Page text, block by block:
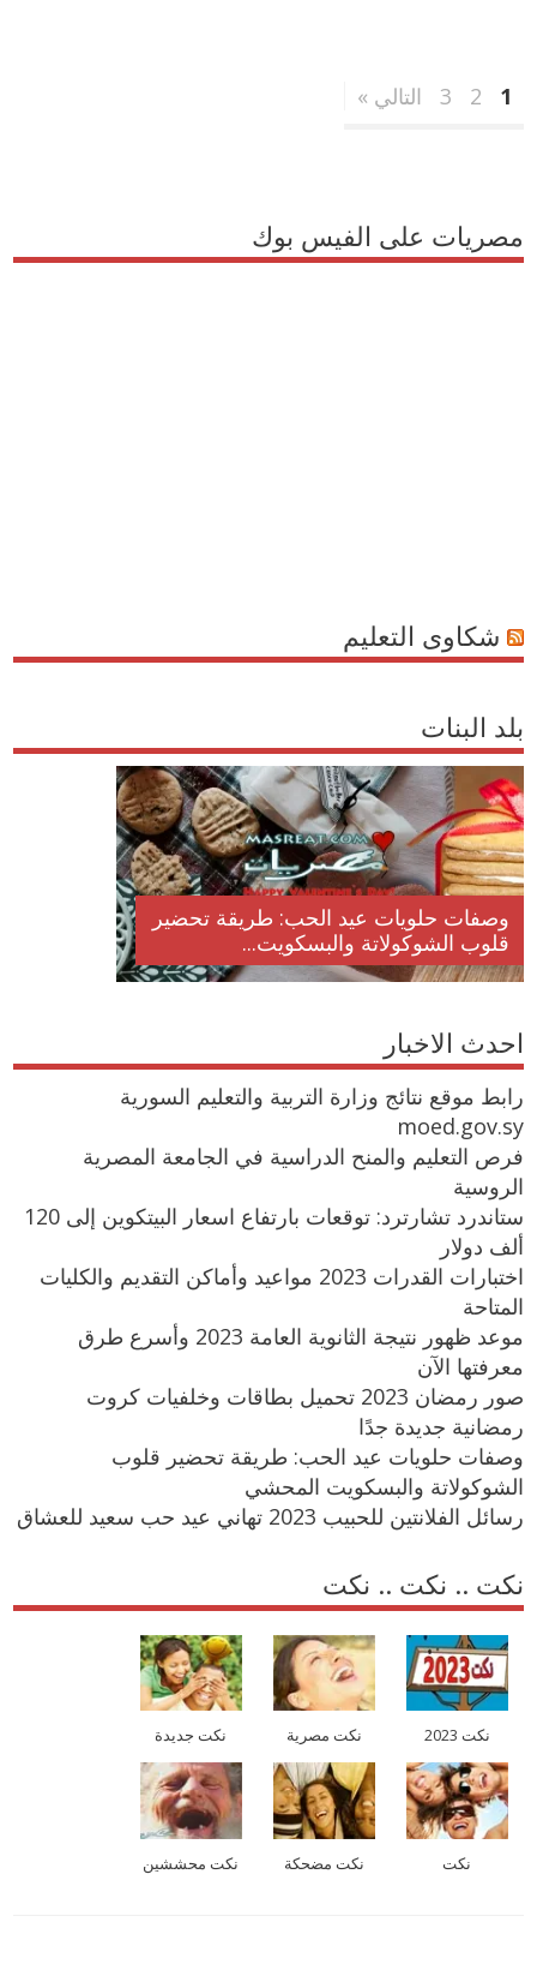
1
2
3 التالي »
مصريات على الفيس بوك
شكاوى التعليم
بلد البنات
وصفات حلويات عيد الحب: طريقة تحضير
قلوب الشوكولاتة والبسكويت...
احدث الاخبار
رابط موقع نتائج وزارة التربية والتعليم السورية
moed.gov.sy
فرص التعليم والمنح الدراسية في الجامعة المصرية
الروسية
ستاندرد تشارترد: توقعات بارتفاع اسعار البيتكوين إلى 120
ألف دولار
اختبارات القدرات 2023 مواعيد وأماكن التقديم والكليات
المتاحة
موعد ظهور نتيجة الثانوية العامة 2023 وأسرع طرق
معرفتها الآن
صور رمضان 2023 تحميل بطاقات وخلفيات كروت
رمضانية جديدة جدًا
وصفات حلويات عيد الحب: طريقة تحضير قلوب
الشوكولاتة والبسكويت المحشي
رسائل الفلانتين للحبيب 2023 تهاني عيد حب سعيد للعشاق
نكت .. نكت .. نكت
نكت 2023 نكت مصرية نكت جديدة
نكت نكت مضحكة نكت محششين